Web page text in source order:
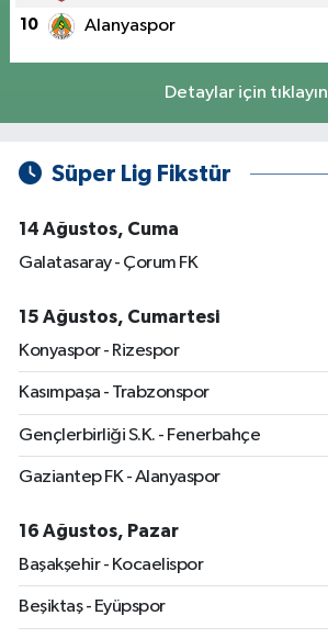
10 Alanyaspor
Detaylar için tıklayın
Süper Lig Fikstür
14 Ağustos, Cuma
Galatasaray - Çorum FK
15 Ağustos, Cumartesi
Konyaspor - Rizespor
Kasımpaşa - Trabzonspor
Gençlerbirliği S.K. - Fenerbahçe
Gaziantep FK - Alanyaspor
16 Ağustos, Pazar
Başakşehir - Kocaelispor
Beşiktaş - Eyüpspor